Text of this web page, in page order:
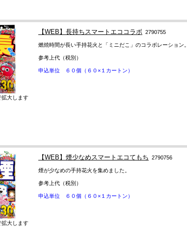
拡大します
【WEB】長持ちスマートエココラボ 2790755
燃焼時間が長い手持花火と「ミニだこ」のコラボレーション。
参考上代（税別）
申込単位 ６０個（６０×１カートン）
拡大します
【WEB】煙少なめスマートエコてもち 2790756
煙が少なめの手持花火を集めました。
参考上代（税別）
申込単位 ６０個（６０×１カートン）